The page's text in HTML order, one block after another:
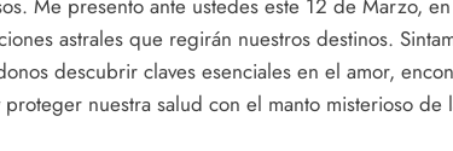
Me presento ante ustedes este 12 de Marzo,
astrales que regirán nuestros destinos.
descubrir claves esenciales en el amor,
nuestra salud con el manto misterioso de